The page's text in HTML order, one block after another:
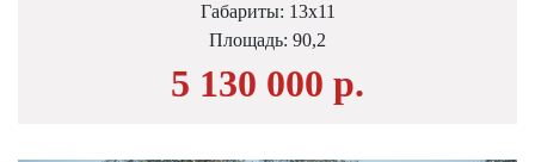
Габариты: 13х11
Площадь: 90,2
5 130 000 р.